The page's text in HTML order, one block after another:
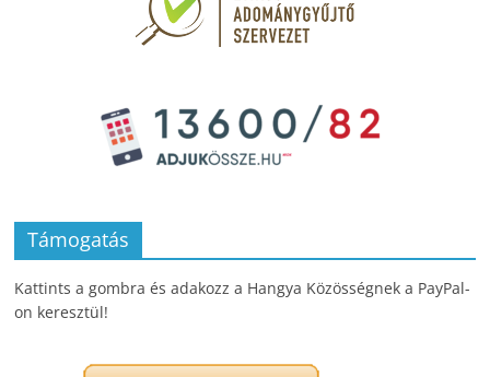
Támogatás
Kattints a gombra és adakozz a Hangya Közösségnek a PayPal-
on keresztül!